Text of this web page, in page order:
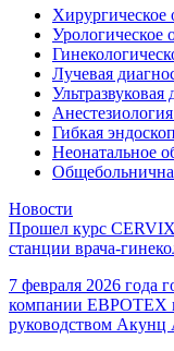
Хирургическое
Урологическое
Лучевая
Ультразвуковая
Гибкая
Неонатальное
Новости
Прошел курс CERVIX
станции врача-
7 февраля 2026 года
компании ЕВРОТЕХ
руководством